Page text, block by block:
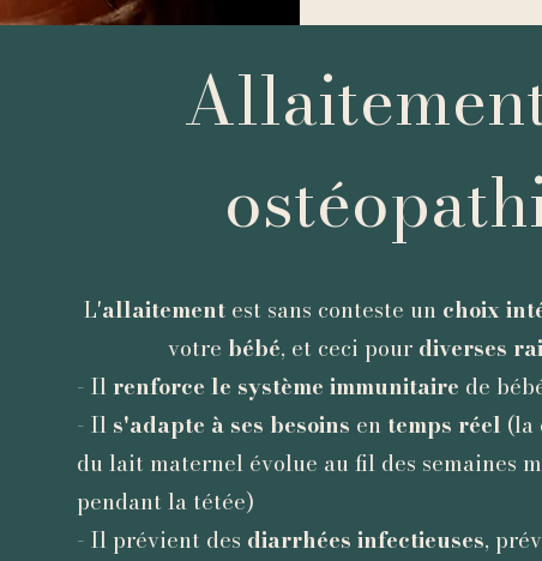
L'allaitementest sans conteste un choix
votre bébé, et ceci pour diverses
- Il renforce le système immunitaire de
- Il s'adapte à ses besoins en temps réel (la
du lait maternel évolue au fil des semaines
pendant la tétée)
- Il prévient des diarrhées infectieuses,